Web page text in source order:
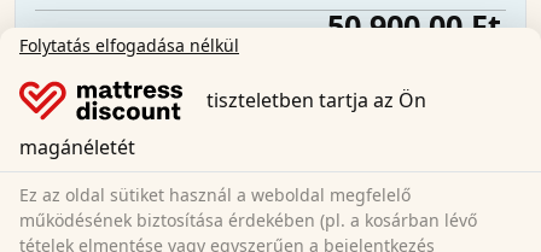
50 900,00 Ft
Ingyenes szállítás
Tudjon meg többet
Folytatás elfogadása nélkül
tiszteletben tartja az Ön
magánéletét
Ez az oldal sütiket használ a weboldal megfelelő
működésének biztosítása érdekében (pl. a kosárban lévő
tételek elmentése vagy egyszerűen a bejelentkezés